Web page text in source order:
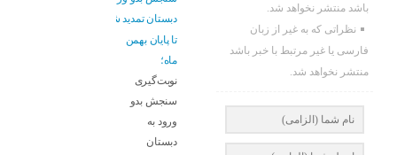
باشد منتشر نخواهد شد.
نظراتی که به غیر از زبان
فارسی یا غیر مرتبط با خبر باشد
منتشر نخواهد شد.
تا پایان بهمن
ماه؛
نوبت‌گیری
سنجش بدو
ورود به
دبستان